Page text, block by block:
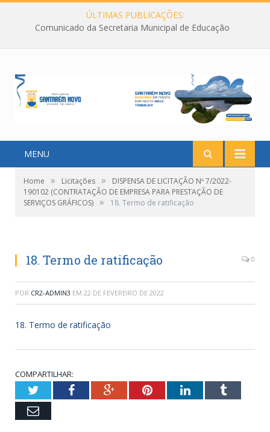
ÚLTIMAS PUBLICAÇÕES:
Comunicado da Secretaria Municipal de Educação
MENU
Home » Licitações »
DISPENSA DE LICITAÇÃO Nº 7/2022-
190102 (CONTRATAÇÃO DE EMPRESA PARA PRESTAÇÃO DE
SERVIÇOS GRÁFICOS) » 18. Termo de ratificação
18. Termo de ratificação 0
POR CR2-ADMIN3 EM 22 DE FEVEREIRO DE 2022
18. Termo de ratificação
COMPARTILHAR:
TwitterFacebookGoogle+PinterestLinkedInTumblr
Email